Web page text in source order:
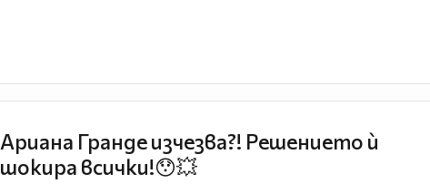
Ариана Гранде изчезва?! Решението ѝ
шокира всички!😯💥